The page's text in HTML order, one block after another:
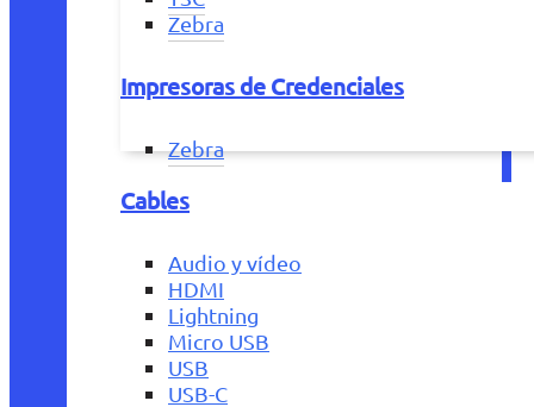
Zebra
Impresoras de Credenciales
Zebra
Cables
Audio y vídeo
HDMI
Lightning
Micro USB
USB
USB-C